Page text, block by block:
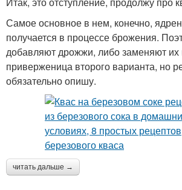
Самое основное в нем, конечно,
получается в процессе брожения.
добавляют дрожжи, либо заменяют
приверженица второго варианта, но
обязательно опишу.
читать дальше →